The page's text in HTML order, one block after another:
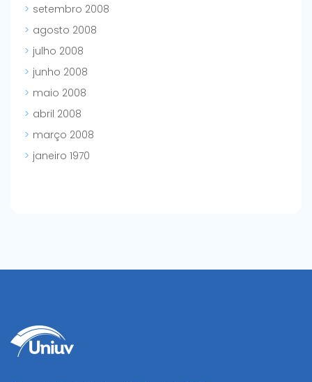
setembro 2008
agosto 2008
julho 2008
junho 2008
maio 2008
abril 2008
março 2008
janeiro 1970